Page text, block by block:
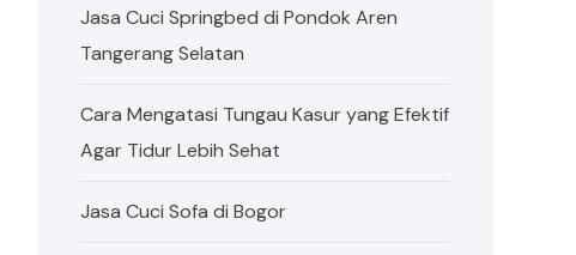
Jasa Cuci Springbed di Pondok Aren
Tangerang Selatan
Cara Mengatasi Tungau Kasur yang Efektif
Agar Tidur Lebih Sehat
Jasa Cuci Sofa di Bogor